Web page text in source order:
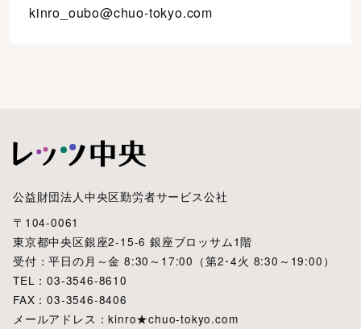
kinro_oubo@chuo-tokyo.com
公益財団法人中央区勤労者サービス公社
〒104-0061
東京都中央区銀座2-15-6 銀座ブロッサム1階
受付：平日の月～金 8:30～17:00（第2･4火 8:30～19:00）
TEL：03-3546-8610
FAX：03-3546-8406
メールアドレス：kinro★chuo-tokyo.com